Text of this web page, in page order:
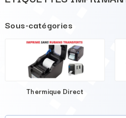
Sous-catégories
Thermique Direct